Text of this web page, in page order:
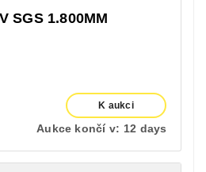
SGS 1.800MM
K aukci
Aukce končí v: 12 days